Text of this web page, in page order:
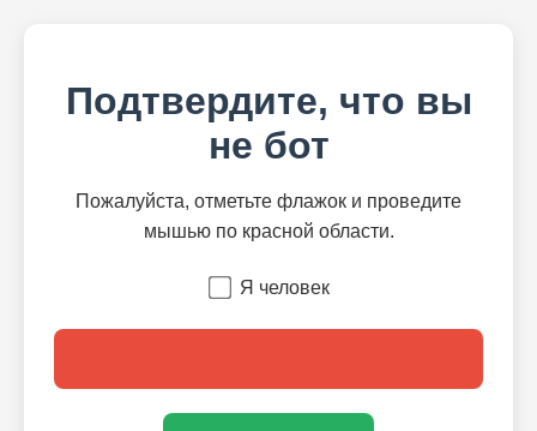
Подтвердите, что вы
не бот
Пожалуйста, отметьте флажок и проведите
мышью по красной области.
Я человек